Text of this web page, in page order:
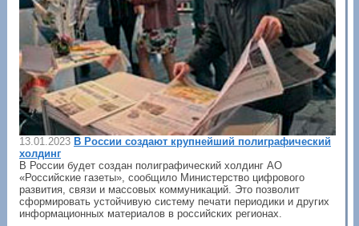
13.01.2023 В России создают крупнейший полиграфический
холдинг
В России будет создан полиграфический холдинг АО
«Российские газеты», сообщило Министерство цифрового
развития, связи и массовых коммуникаций. Это позволит
сформировать устойчивую систему печати периодики и других
информационных материалов в российских регионах.